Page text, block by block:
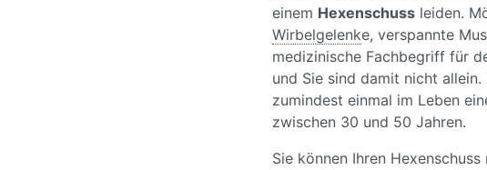
einem Hexenschussleiden.
Wirbelgelenke, verspannte
medizinische Fachbegriff für
und Sie sind damit nicht
zumindest einmal im Leben
zwischen 30 und 50 Jahren.
Sie können Ihren